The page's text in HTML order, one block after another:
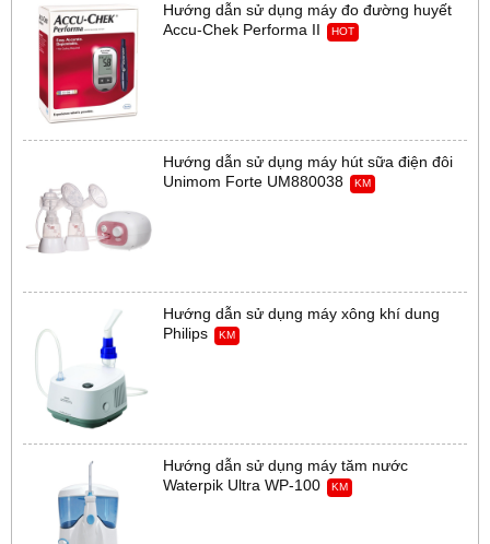
Hướng dẫn sử dụng máy đo đường huyết
Accu-Chek Performa II
HOT
Hướng dẫn sử dụng máy hút sữa điện đôi
Unimom Forte UM880038
KM
Hướng dẫn sử dụng máy xông khí dung
Philips
KM
Hướng dẫn sử dụng máy tăm nước
Waterpik Ultra WP-100
KM